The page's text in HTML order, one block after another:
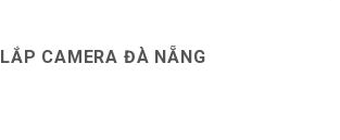
LẮP CAMERA ĐÀ NẴNG